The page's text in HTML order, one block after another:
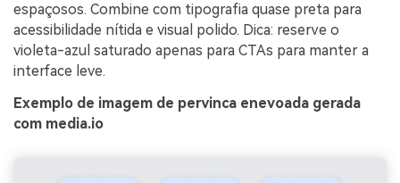
espaçosos. Combine com tipografia quase preta para
acessibilidade nítida e visual polido. Dica: reserve o
violeta-azul saturado apenas para CTAs para manter a
interface leve.
Exemplo de imagem de pervinca enevoada gerada
com media.io